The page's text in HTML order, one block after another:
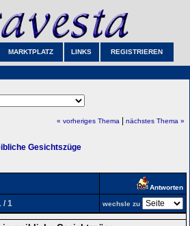
MARKTPLATZ LINKS REGISTRIEREN
« vorheriges Thema nächstes Thema »
Gesichtszüge
Antworten
/ 1 wechsle zu